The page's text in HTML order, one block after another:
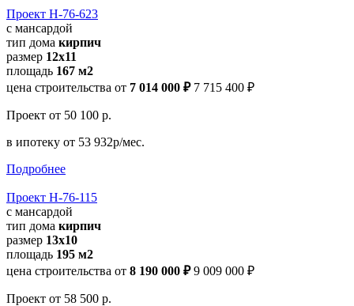
Проект Н-76-623
с мансардой
тип дома кирпич
размер 12x11
площадь 167 м2
цена строительства от 7 014 000 ₽ 7 715 400 ₽
Проект от 50 100 р.
в ипотеку от 53 932р/мес.
Подробнее
Проект Н-76-115
с мансардой
тип дома кирпич
размер 13x10
площадь 195 м2
цена строительства от 8 190 000 ₽ 9 009 000 ₽
Проект от 58 500 р.